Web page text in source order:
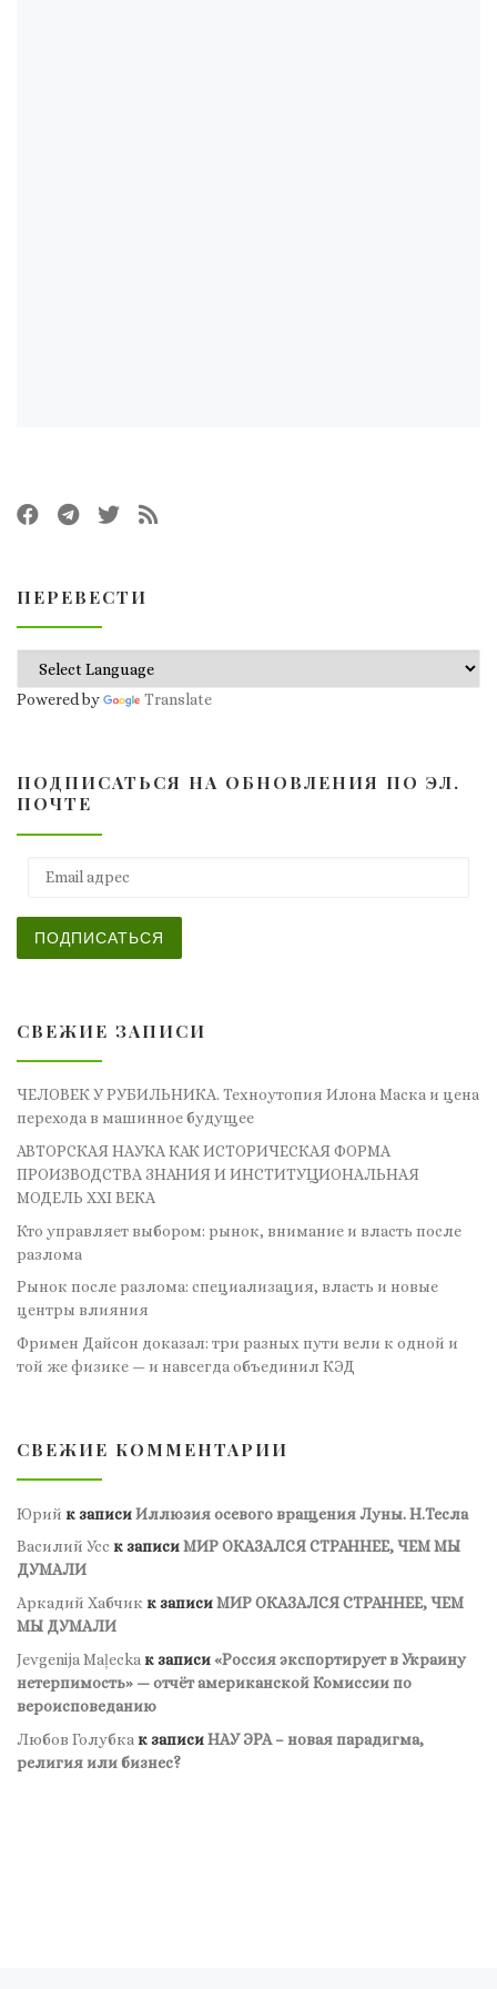
ПЕРЕВЕСТИ
Powered by Translate
ПОДПИСАТЬСЯ НА ОБНОВЛЕНИЯ ПО ЭЛ.
ПОЧТЕ
ПОДПИСАТЬСЯ
СВЕЖИЕ ЗАПИСИ
ЧЕЛОВЕК У РУБИЛЬНИКА. Техноутопия Илона Маска и цена
перехода в машинное будущее
АВТОРСКАЯ НАУКА КАК ИСТОРИЧЕСКАЯ ФОРМА
ПРОИЗВОДСТВА ЗНАНИЯ И ИНСТИТУЦИОНАЛЬНАЯ
МОДЕЛЬ XXI ВЕКА
Кто управляет выбором: рынок, внимание и власть после
разлома
Рынок после разлома: специализация, власть и новые
центры влияния
Фримен Дайсон доказал: три разных пути вели к одной и
той же физике — и навсегда объединил КЭД
СВЕЖИЕ КОММЕНТАРИИ
Юрий к записиИллюзия осевого вращения Луны. Н.Тесла
Василий Усс к записиМИР ОКАЗАЛСЯ СТРАННЕЕ, ЧЕМ МЫ
ДУМАЛИ
Аркадий Хабчик к записиМИР ОКАЗАЛСЯ СТРАННЕЕ, ЧЕМ
МЫ ДУМАЛИ
Jevgenija Maļecka к записи«Россия экспортирует в Украину
нетерпимость» — отчёт американской Комиссии по
вероисповеданию
Любов Голубка к записиНАУ ЭРА – новая парадигма,
религия или бизнес?